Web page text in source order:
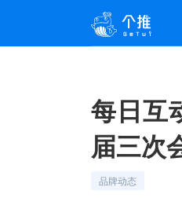
每日互
届三次
品牌动态